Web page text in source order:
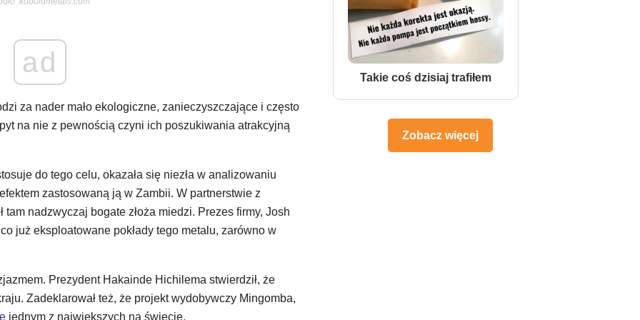
ad
za nader mało ekologiczne, zanieczyszczające i często
na nie z pewnością czyni ich poszukiwania atrakcyjną
do tego celu, okazała się niezła w analizowaniu
zastosowaną ją w Zambii. W partnerstwie z
nadzwyczaj bogate złoża miedzi. Prezes firmy, Josh
już eksploatowane pokłady tego metalu, zarówno w
Prezydent Hakainde Hichilema stwierdził, że
Zadeklarował też, że projekt wydobywczy Mingomba,
jednym z największych na świecie.
Takie coś dzisiaj trafiłem
Zobacz więcej